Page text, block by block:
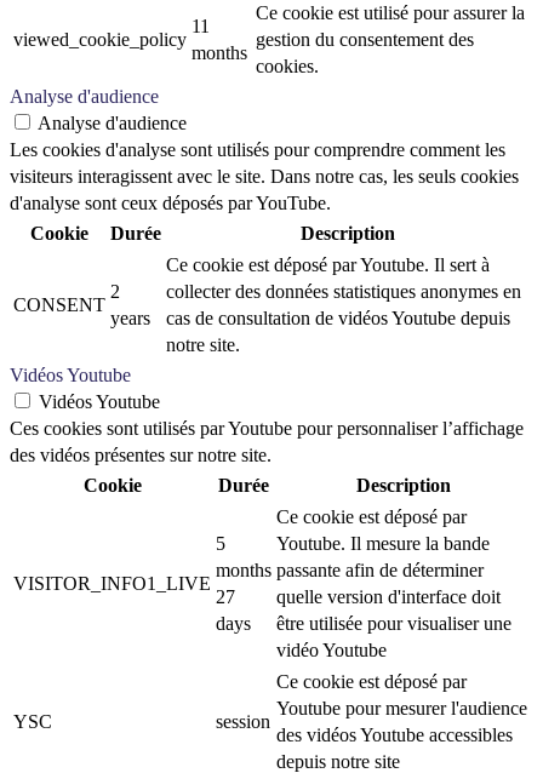
viewed_cookie_policy
11
months
Ce cookie est utilisé pour assurer la
gestion du consentement des
cookies.
Analyse d'audience
Analyse d'audience
Les cookies d'analyse sont utilisés pour comprendre comment les
visiteurs interagissent avec le site. Dans notre cas, les seuls cookies
d'analyse sont ceux déposés par YouTube.
Cookie
Durée Description
CONSENT
2
years
Ce cookie est déposé par Youtube. Il sert à
collecter des données statistiques anonymes en
cas de consultation de vidéos Youtube depuis
notre site.
Vidéos Youtube
Vidéos Youtube
Ces cookies sont utilisés par Youtube pour personnaliser l’affichage
des vidéos présentes sur notre site.
Cookie
Durée Description
VISITOR_INFO1_LIVE
5
months
27
days
Ce cookie est déposé par
Youtube. Il mesure la bande
passante afin de déterminer
quelle version d'interface doit
être utilisée pour visualiser une
vidéo Youtube
YSC session
Ce cookie est déposé par
Youtube pour mesurer l'audience
des vidéos Youtube accessibles
depuis notre site